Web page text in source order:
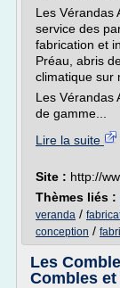
Les Vérandas
service des
fabrication et
Préau, abris
climatique sur
Les Vérandas
de gamme...
Lire la suite
Site : http://
Thèmes liés :
veranda /
conception /
Les
Combles